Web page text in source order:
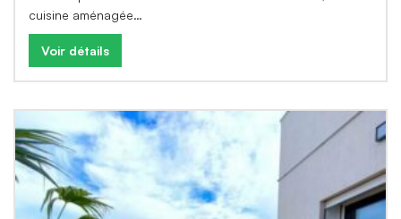
cuisine aménagée…
Voir détails